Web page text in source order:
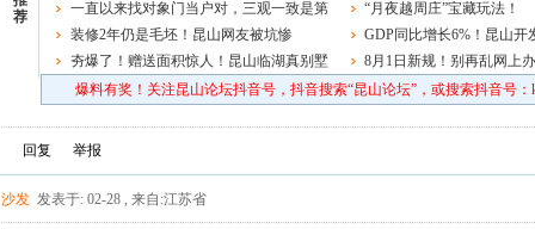
荐
一直以来找对象门当户对，三观一致是第
一重要！
装修2年仍是毛坯！昆山网友被坑惨
夯爆了！赠送面积惊人！昆山临湖真别墅
炸场
酒绝配！
“月夜越周庄”宝藏玩法！
GDP同比增长6%！昆山开
报”出炉
8月1日新规！别再乱网上
爆料有奖！关注昆山论坛抖音号，抖音搜索“昆山论坛”，或搜索抖音号：
回复 举报
沙发 发表于: 02-28 , 来自:江苏省